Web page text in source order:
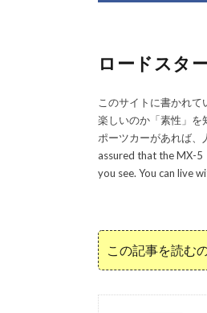
ロードスタ
このサイトに書かれ
楽しいのか「素性」を
ポーツカーがあれば
assured that the MX-5
you see. You can live
この記事を読む